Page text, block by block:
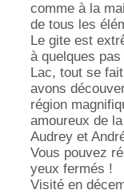
comme à la
de tous les
Le gite est
à quelques
Lac, tout se
avons
région
amoureux de
Audrey et
Vous pouvez
yeux fermés !
Visité en